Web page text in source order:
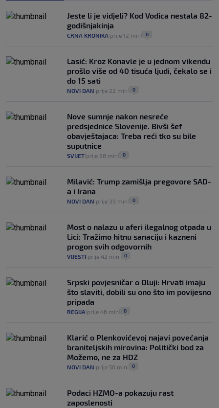
Analitičar o Mostu: Oni su u yin-yang
poziciji i imaju drugog najpoznatijeg
bravara u povijesti Hrvatske
Jeste li je vidjeli? Kod Vodica nestala 82-
godišnjakinja
CRNA KRONIKA prije 12 min 0
Lasić: Kroz Konavle je u jednom vikendu
prošlo više od 40 tisuća ljudi, čekalo se i
do 15 sati
NOVI DAN prije 22 min 0
Nove sumnje nakon nesreće
predsjednice Slovenije. Bivši šef
obavještajaca: Treba reći tko su bile
suputnice
SVIJET prije 28 min 0
Milavić: Trump zamišlja pregovore SAD-
a i Irana
NOVI DAN prije 39 min 0
Most o nalazu u aferi ilegalnog otpada u
Lici: Tražimo hitnu sanaciju i kazneni
progon svih odgovornih
VIJESTI prije 42 min 0
Srpski povjesničar o Oluji: Hrvati imaju
što slaviti, dobili su ono što im povijesno
pripada
REGIJA prije 46 min 0
Klarić o Plenkovićevoj najavi povećanja
braniteljskih mirovina: Politički bod za
Možemo, ne za HDZ
NOVI DAN prije 50 min 0
Podaci HZMO-a pokazuju rast
zaposlenosti